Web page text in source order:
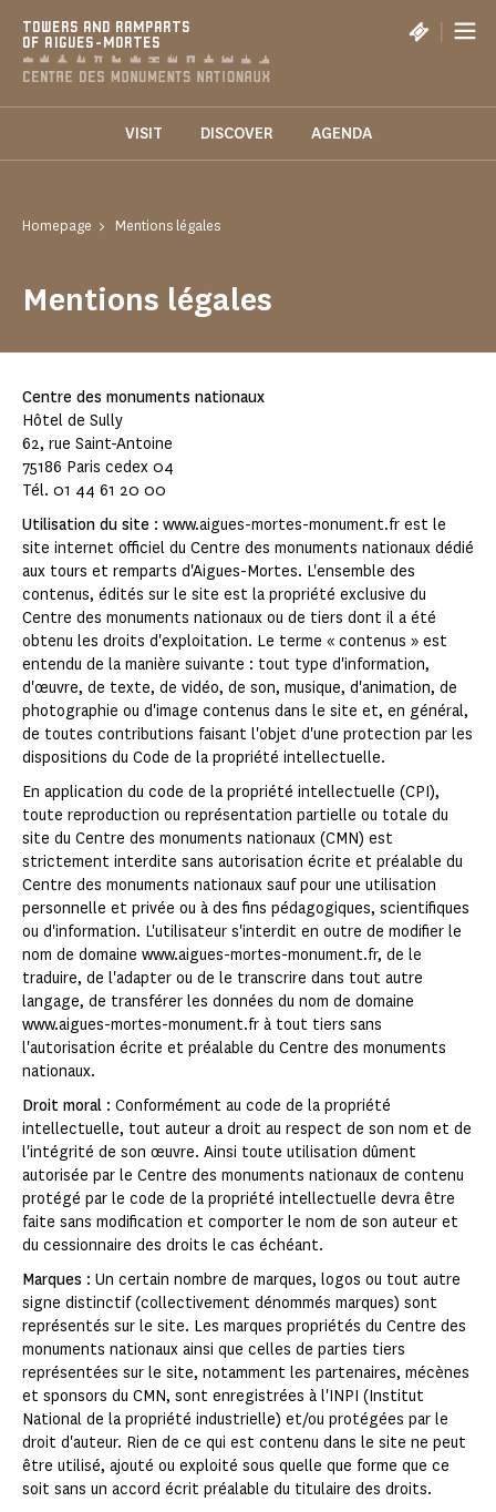
TOWERS AND RAMPARTS
OF AIGUES-MORTES
|
VISIT DISCOVER AGENDA
Homepage Mentions légales
Mentions légales
Centre des monuments nationaux
Hôtel de Sully
62, rue Saint-Antoine
75186 Paris cedex 04
Tél. 01 44 61 20 00
Utilisation du site : www.aigues-mortes-monument.fr est le
site internet officiel du Centre des monuments nationaux dédié
aux tours et remparts d'Aigues-Mortes. L'ensemble des
contenus, édités sur le site est la propriété exclusive du
Centre des monuments nationaux ou de tiers dont il a été
obtenu les droits d'exploitation. Le terme « contenus » est
entendu de la manière suivante : tout type d'information,
d'œuvre, de texte, de vidéo, de son, musique, d'animation, de
photographie ou d'image contenus dans le site et, en général,
de toutes contributions faisant l'objet d'une protection par les
dispositions du Code de la propriété intellectuelle.
En application du code de la propriété intellectuelle (CPI),
toute reproduction ou représentation partielle ou totale du
site du Centre des monuments nationaux (CMN) est
strictement interdite sans autorisation écrite et préalable du
Centre des monuments nationaux sauf pour une utilisation
personnelle et privée ou à des fins pédagogiques, scientifiques
ou d'information. L'utilisateur s'interdit en outre de modifier le
nom de domaine www.aigues-mortes-monument.fr, de le
traduire, de l'adapter ou de le transcrire dans tout autre
langage, de transférer les données du nom de domaine
www.aigues-mortes-monument.fr à tout tiers sans
l'autorisation écrite et préalable du Centre des monuments
nationaux.
Droit moral : Conformément au code de la propriété
intellectuelle, tout auteur a droit au respect de son nom et de
l'intégrité de son œuvre. Ainsi toute utilisation dûment
autorisée par le Centre des monuments nationaux de contenu
protégé par le code de la propriété intellectuelle devra être
faite sans modification et comporter le nom de son auteur et
du cessionnaire des droits le cas échéant.
Marques : Un certain nombre de marques, logos ou tout autre
signe distinctif (collectivement dénommés marques) sont
représentés sur le site. Les marques propriétés du Centre des
monuments nationaux ainsi que celles de parties tiers
représentées sur le site, notamment les partenaires, mécènes
et sponsors du CMN, sont enregistrées à l'INPI (Institut
National de la propriété industrielle) et/ou protégées par le
droit d'auteur. Rien de ce qui est contenu dans le site ne peut
être utilisé, ajouté ou exploité sous quelle que forme que ce
soit sans un accord écrit préalable du titulaire des droits.